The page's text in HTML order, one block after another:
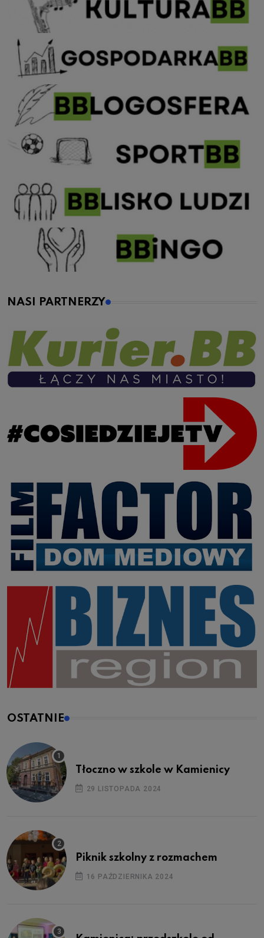
NASI PARTNERZY
OSTATNIE
Tłoczno w szkole w Kamienicy
29 LISTOPADA 2024
Piknik szkolny z rozmachem
16 PAŹDZIERNIKA 2024